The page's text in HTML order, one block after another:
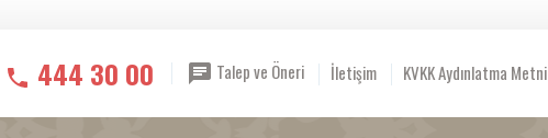
444 30 00 Talep ve Öneri İletişim KVKK Aydınlatma Metni